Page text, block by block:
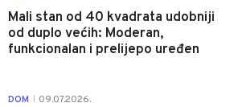
Mali stan od 40 kvadrata udobniji
od duplo većih: Moderan,
funkcionalan i prelijepo uređen
DOM 09.07.2026.